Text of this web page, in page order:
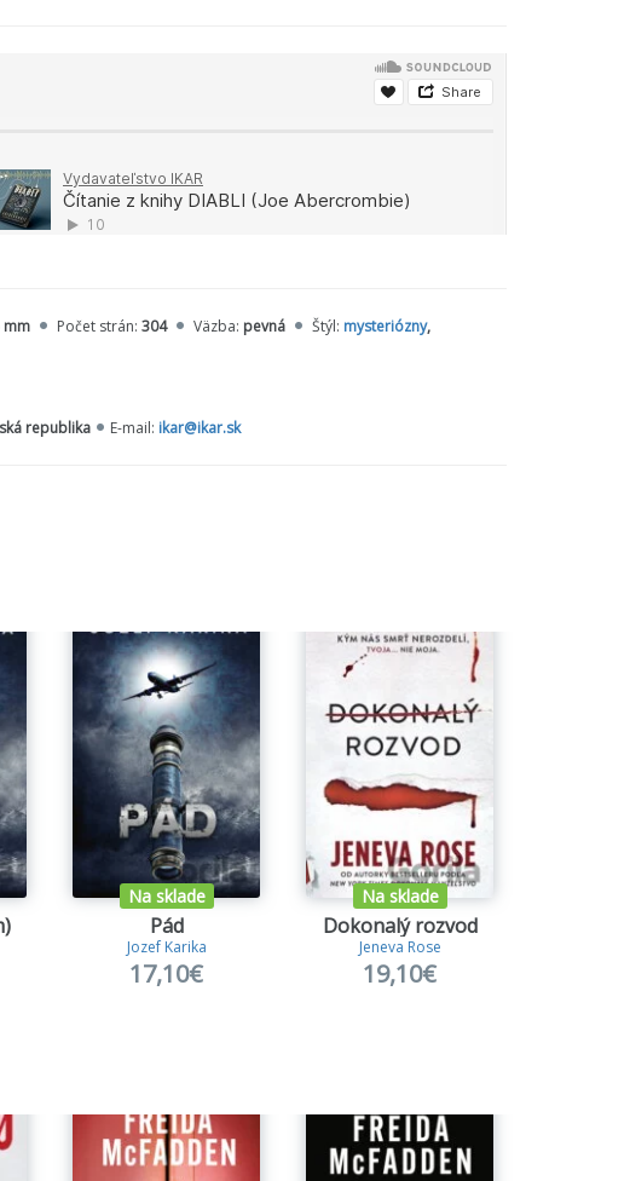
mm Počet strán: 304 Väzba: pevná Štýl: mysteriózny,
republika E-mail: ikar@ikar.sk
Na sklade
Pád
Jozef Karika
17,10€
Na sklade
Dokonalý rozvod
Jeneva Rose
19,10€